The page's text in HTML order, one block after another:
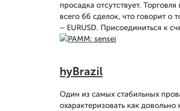
просадка отсутствует.
всего 66 сделок, что говорит
– EURUSD. Присоединиться к
hyBrazil
Один из самых стабильных
охарактеризовать как